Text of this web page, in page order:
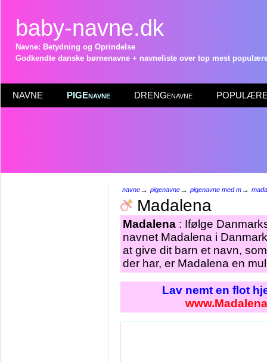
baby-navne.dk
Navne: Betydning og Oprindelse
Godkendte danske børnenavne + navneliste over top mest
NAVNE PIGEnavne DRENGenavne POPULÆRE
navne→ pigenavne→ pigenavne med m→
Madalena
Madalena : Ifølge
navnet Madalena i
at give dit barn et navn,
der har, er Madalena en
Lav nemt en flot